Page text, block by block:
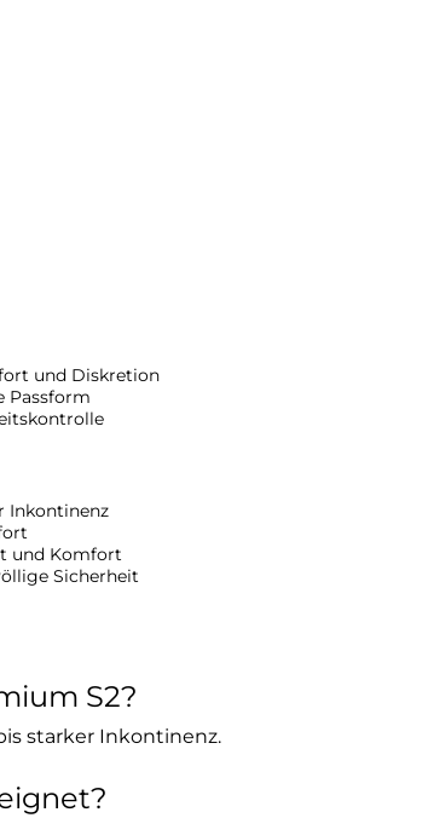
und Diskretion
Passform
Inkontinenz
und Komfort
Sicherheit
S2?
starker Inkontinenz.